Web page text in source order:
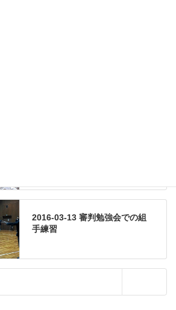
2016-03-13 審判勉強会での組
手練習